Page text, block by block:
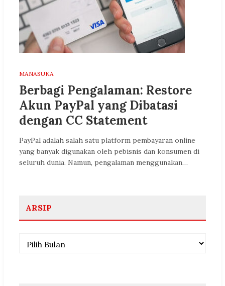
MANASUKA
Berbagi Pengalaman: Restore
Akun PayPal yang Dibatasi
dengan CC Statement
PayPal adalah salah satu platform pembayaran online
yang banyak digunakan oleh pebisnis dan konsumen di
seluruh dunia. Namun, pengalaman menggunakan…
ARSIP
Arsip